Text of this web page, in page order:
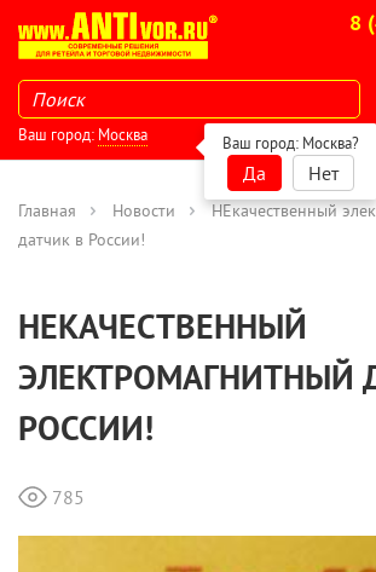
8
Ваш город: Москва Ваш город: Москва?
Да Нет
Главная Новости
НЕкачественный
датчик в России!
НЕКАЧЕСТВЕННЫЙ
ЭЛЕКТРОМАГНИТНЫЙ
РОССИИ!
785